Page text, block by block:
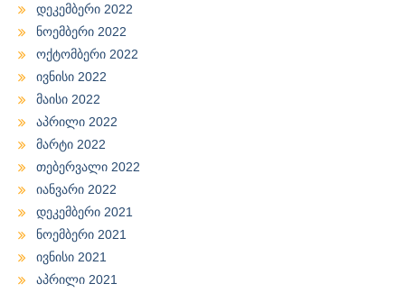
დეკემბერი 2022
ნოემბერი 2022
ოქტომბერი 2022
ივნისი 2022
მაისი 2022
აპრილი 2022
მარტი 2022
თებერვალი 2022
იანვარი 2022
დეკემბერი 2021
ნოემბერი 2021
ივნისი 2021
აპრილი 2021